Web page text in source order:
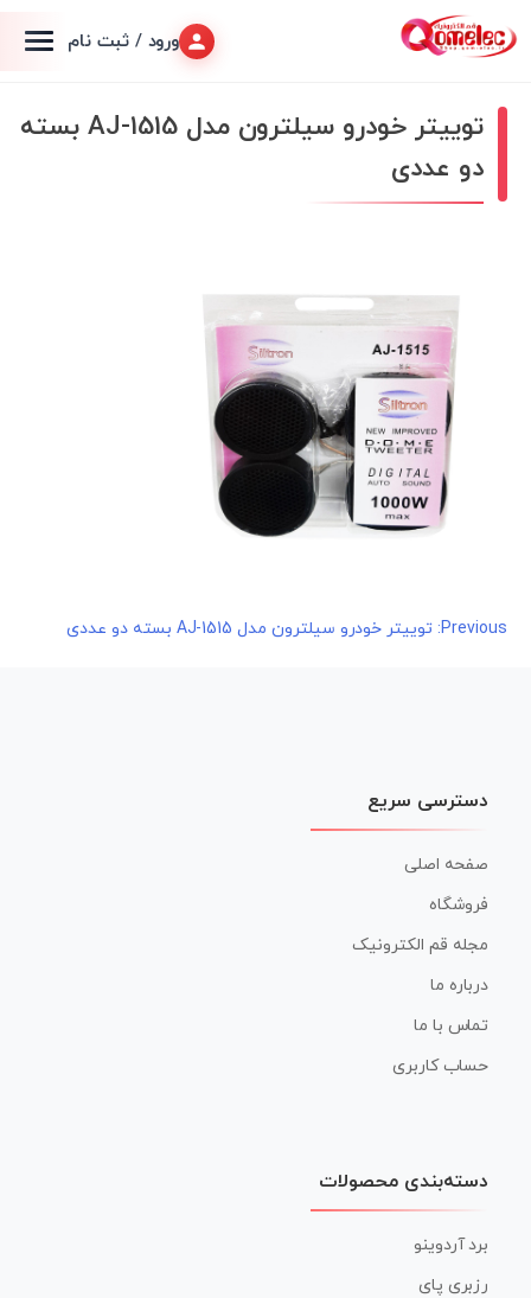
ورود / ثبت نام
توییتر خودرو سیلترون مدل AJ-1515 بسته
دو عددی
راهبری
Previous: توییتر خودرو سیلترون مدل AJ-1515 بسته دو عددی
دسترسی سریع
صفحه اصلی
فروشگاه
مجله قم الکترونیک
درباره ما
تماس با ما
حساب کاربری
دسته‌بندی محصولات
برد آردوینو
رزبری پای